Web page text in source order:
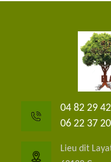
04 82 29
06 22 37
Lieu dit